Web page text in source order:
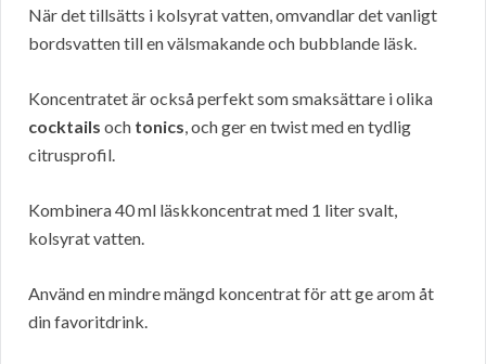
När det tillsätts i kolsyrat vatten, omvandlar det vanligt
bordsvatten till en välsmakande och bubblande läsk.
Koncentratet är också perfekt som smaksättare i olika
cocktails och tonics, och ger en twist med en tydlig
citrusprofil.
Kombinera 40 ml läskkoncentrat med 1 liter svalt,
kolsyrat vatten.
Använd en mindre mängd koncentrat för att ge arom åt
din favoritdrink.